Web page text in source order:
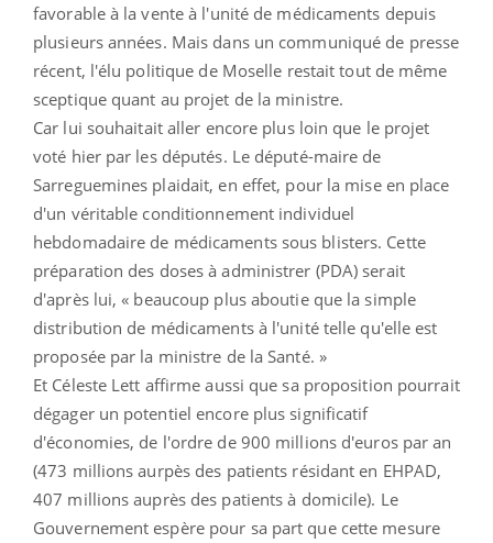
favorable à la vente à l'unité de médicaments depuis
plusieurs années. Mais dans un communiqué de presse
récent, l'élu politique de Moselle restait tout de même
sceptique quant au projet de la ministre.
Car lui souhaitait aller encore plus loin que le projet
voté hier par les députés. Le député-maire de
Sarreguemines plaidait, en effet, pour la mise en place
d'un véritable conditionnement individuel
hebdomadaire de médicaments sous blisters. Cette
préparation des doses à administrer (PDA) serait
d'après lui, « beaucoup plus aboutie que la simple
distribution de médicaments à l'unité telle qu'elle est
proposée par la ministre de la Santé. »
Et Céleste Lett affirme aussi que sa proposition pourrait
dégager un potentiel encore plus significatif
d'économies, de l'ordre de 900 millions d'euros par an
(473 millions aurpès des patients résidant en EHPAD,
407 millions auprès des patients à domicile). Le
Gouvernement espère pour sa part que cette mesure